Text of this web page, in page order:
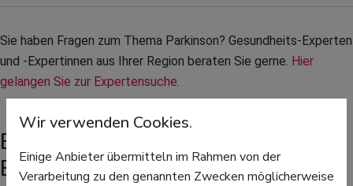
Sie haben Fragen zum Thema Parkinson? Gesundheits-Experten
und -Expertinnen aus Ihrer Region beraten Sie gerne. Hier
gelangen Sie zur Expertensuche.
Bluttest zur Früherkennung in der
Entwicklung
Wir verwenden Cookies.
Einige Anbieter übermitteln im Rahmen von der
Verarbeitung zu den genannten Zwecken möglicherweise